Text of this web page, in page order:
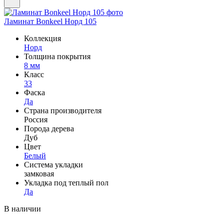
Ламинат Bonkeel Норд 105
Коллекция
Норд
Толщина покрытия
8 мм
Класс
33
Фаска
Да
Страна производителя
Россия
Порода дерева
Дуб
Цвет
Белый
Система укладки
замковая
Укладка под теплый пол
Да
В наличии